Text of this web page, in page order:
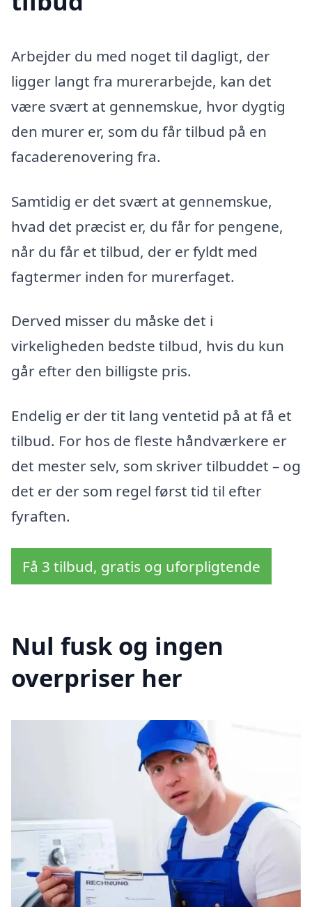
Arbejder du med noget til dagligt, der
ligger langt fra murerarbejde, kan det
være svært at gennemskue, hvor dygtig
den murer er, som du får tilbud på en
facaderenovering fra.
Samtidig er det svært at gennemskue,
hvad det præcist er, du får for pengene,
når du får et tilbud, der er fyldt med
fagtermer inden for murerfaget.
Derved misser du måske det i
virkeligheden bedste tilbud, hvis du kun
går efter den billigste pris.
Endelig er der tit lang ventetid på at få et
tilbud. For hos de fleste håndværkere er
det mester selv, som skriver tilbuddet – og
det er der som regel først tid til efter
fyraften.
Få 3 tilbud, gratis og uforpligtende
Nul fusk og ingen
overpriser her